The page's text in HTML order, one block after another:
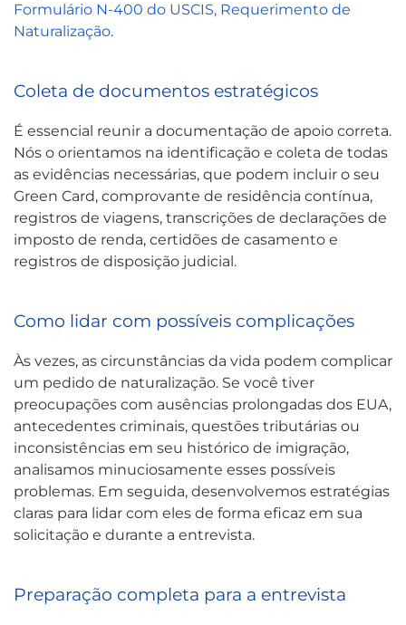
Formulário N-400 do USCIS, Requerimento de
Naturalização.
Coleta de documentos estratégicos
É essencial reunir a documentação de apoio correta.
Nós o orientamos na identificação e coleta de todas
as evidências necessárias, que podem incluir o seu
Green Card, comprovante de residência contínua,
registros de viagens, transcrições de declarações de
imposto de renda, certidões de casamento e
registros de disposição judicial.
Como lidar com possíveis complicações
Às vezes, as circunstâncias da vida podem complicar
um pedido de naturalização. Se você tiver
preocupações com ausências prolongadas dos EUA,
antecedentes criminais, questões tributárias ou
inconsistências em seu histórico de imigração,
analisamos minuciosamente esses possíveis
problemas. Em seguida, desenvolvemos estratégias
claras para lidar com eles de forma eficaz em sua
solicitação e durante a entrevista.
Preparação completa para a entrevista